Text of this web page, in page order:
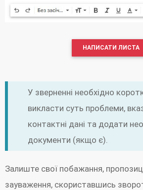
НАПИСАТИ ЛИСТА
У зверненні необхідно
викласти суть проблеми,
контактні дані та додати
документи (якщо є).
Залиште свої побажання,
зауваження, скориставшись